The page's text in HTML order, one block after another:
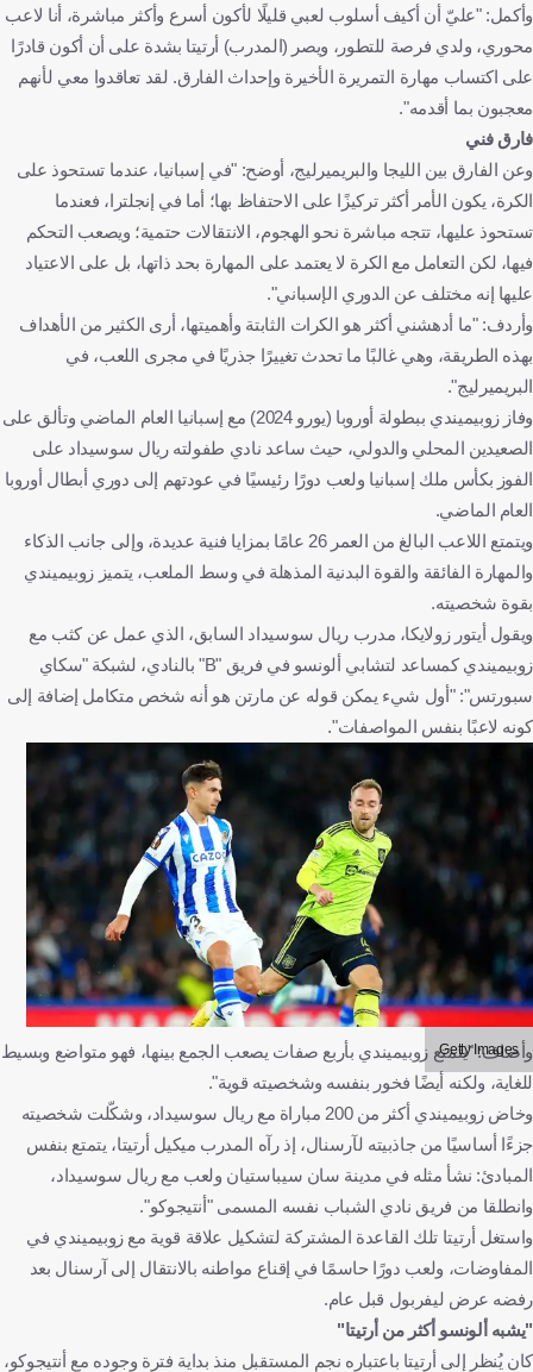
وأكمل: "عليّ أن أكيف أسلوب لعبي قليلًا لأكون أسرع وأكثر مباشرة، أنا لاعب
محوري، ولدي فرصة للتطور، ويصر (المدرب) أرتيتا بشدة على أن أكون قادرًا
على اكتساب مهارة التمريرة الأخيرة وإحداث الفارق. لقد تعاقدوا معي لأنهم
معجبون بما أقدمه".
فارق فني
وعن الفارق بين الليجا والبريميرليج، أوضح: "في إسبانيا، عندما تستحوذ على
الكرة، يكون الأمر أكثر تركيزًا على الاحتفاظ بها؛ أما في إنجلترا، فعندما
تستحوذ عليها، تتجه مباشرة نحو الهجوم، الانتقالات حتمية؛ ويصعب التحكم
فيها، لكن التعامل مع الكرة لا يعتمد على المهارة بحد ذاتها، بل على الاعتياد
عليها إنه مختلف عن الدوري الإسباني".
وأردف: "ما أدهشني أكثر هو الكرات الثابتة وأهميتها، أرى الكثير من الأهداف
بهذه الطريقة، وهي غالبًا ما تحدث تغييرًا جذريًا في مجرى اللعب، في
البريميرليج".
وفاز زوبيميندي ببطولة أوروبا (يورو 2024) مع إسبانيا العام الماضي وتألق على
الصعيدين المحلي والدولي، حيث ساعد نادي طفولته ريال سوسيداد على
الفوز بكأس ملك إسبانيا ولعب دورًا رئيسيًا في عودتهم إلى دوري أبطال أوروبا
العام الماضي.
ويتمتع اللاعب البالغ من العمر 26 عامًا بمزايا فنية عديدة، وإلى جانب الذكاء
والمهارة الفائقة والقوة البدنية المذهلة في وسط الملعب، يتميز زوبيميندي
بقوة شخصيته.
ويقول أيتور زولايكا، مدرب ريال سوسيداد السابق، الذي عمل عن كثب مع
زوبيميندي كمساعد لتشابي ألونسو في فريق "B" بالنادي، لشبكة "سكاي
سبورتس": "أول شيء يمكن قوله عن مارتن هو أنه شخص متكامل إضافة إلى
كونه لاعبًا بنفس المواصفات".
Getty Images
وأضاف: "يتمتع زوبيميندي بأربع صفات يصعب الجمع بينها، فهو متواضع وبسيط
للغاية، ولكنه أيضًا فخور بنفسه وشخصيته قوية".
وخاض زوبيميندي أكثر من 200 مباراة مع ريال سوسيداد، وشكّلت شخصيته
جزءًا أساسيًا من جاذبيته لآرسنال، إذ رآه المدرب ميكيل أرتيتا، يتمتع بنفس
المبادئ: نشأ مثله في مدينة سان سيباستيان ولعب مع ريال سوسيداد،
وانطلقا من فريق نادي الشباب نفسه المسمى "أنتيجوكو".
واستغل أرتيتا تلك القاعدة المشتركة لتشكيل علاقة قوية مع زوبيميندي في
المفاوضات، ولعب دورًا حاسمًا في إقناع مواطنه بالانتقال إلى آرسنال بعد
رفضه عرض ليفربول قبل عام.
"يشبه ألونسو أكثر من أرتيتا"
كان يُنظر إلى أرتيتا باعتباره نجم المستقبل منذ بداية فترة وجوده مع أنتيجوكو،